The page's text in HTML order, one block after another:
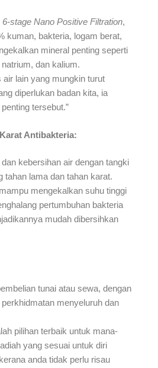
6-stage Nano Positive Filtration,
kuman, bakteria, logam berat,
mineral penting seperti
dan kalium.
air lain yang mungkin turut
diperlukan badan kita, ia
tersebut.”
Antibakteria:
kebersihan air dengan tangki
tahan lama dan tahan karat.
mengekalkan suhu tinggi
pertumbuhan bakteria
mudah dibersihkan
tunai atau sewa, dengan
menyeluruh dan
pilihan terbaik untuk mana-
yang sesuai untuk diri
anda tidak perlu risau